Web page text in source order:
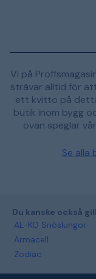
Vi på
strävar alltid för
ett kvitto på
butik inom bygg
ovan speglar
Se alla
Du kanske också
AL-KO Snöslungor
Armacell
Zodiac